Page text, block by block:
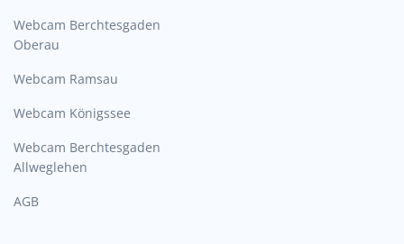
Webcam Berchtesgaden
Oberau
Webcam Ramsau
Webcam Königssee
Webcam Berchtesgaden
Allweglehen
AGB